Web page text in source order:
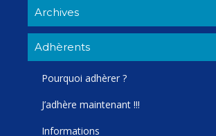
Archives
Adhèrents
Pourquoi adhèrer ?
J’adhère maintenant !!!
Informations